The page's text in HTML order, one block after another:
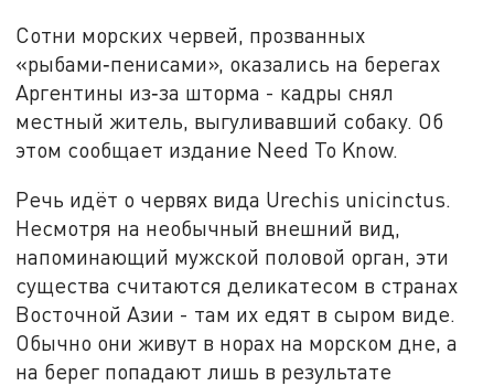
Сотни морских червей, прозванных
«рыбами‑пенисами», оказались на берегах
Аргентины из‑за шторма - кадры снял
местный житель, выгуливавший собаку. Об
этом сообщает издание Need To Know.
Речь идёт о червях вида Urechis unicinctus.
Несмотря на необычный внешний вид,
напоминающий мужской половой орган, эти
существа считаются деликатесом в странах
Восточной Азии - там их едят в сыром виде.
Обычно они живут в норах на морском дне, а
на берег попадают лишь в результате